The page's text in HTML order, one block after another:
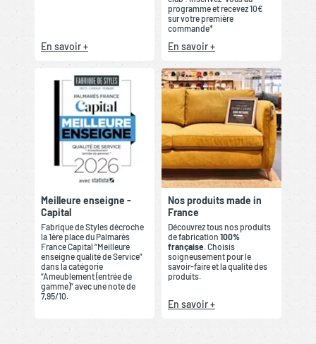
En savoir +
programme et recevez 10€
sur votre première
commande*
En savoir +
Meilleure enseigne -
Capital
Fabrique de Styles décroche
la 1ère place du Palmarès
France Capital “Meilleure
enseigne qualité de Service”
dans la catégorie
“Ameublement (entrée de
gamme)” avec une note de
7,95/10.
Nos produits made in
France
Découvrez tous nos produits
de fabrication 100%
française . Choisis
soigneusement pour le
savoir-faire et la qualité des
produits.
En savoir +